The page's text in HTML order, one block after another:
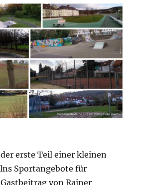
Angebote
(Rainer
Schams)
erste Teil einer kleinen
Sportangebote für
von Rainer